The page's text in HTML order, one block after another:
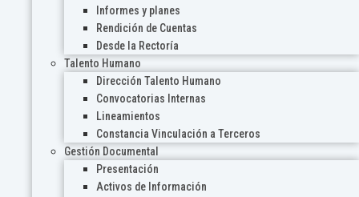
Informes y planes
Rendición de Cuentas
Desde la Rectoría
Talento Humano
Dirección Talento Humano
Convocatorias Internas
Lineamientos
Constancia Vinculación a Terceros
Gestión Documental
Presentación
Activos de Información